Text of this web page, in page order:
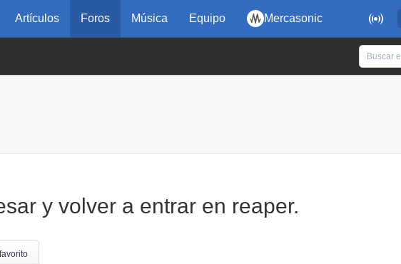

Artículos Foros Música Equipo Mercasonic
y volver a entrar en reaper.